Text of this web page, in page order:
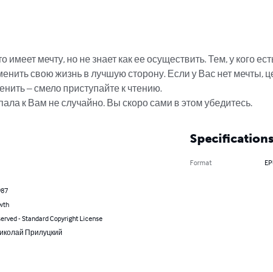
имеет мечту, но не знает как ее осуществить. Тем, у кого
свою жизнь в лучшую сторону. Если у Вас нет мечты,
– смело приступайте к чтению.
к Вам не случайно. Вы скоро сами в этом убедитесь.
- Standard Copyright License
Прилуцкий
Specifications
Format